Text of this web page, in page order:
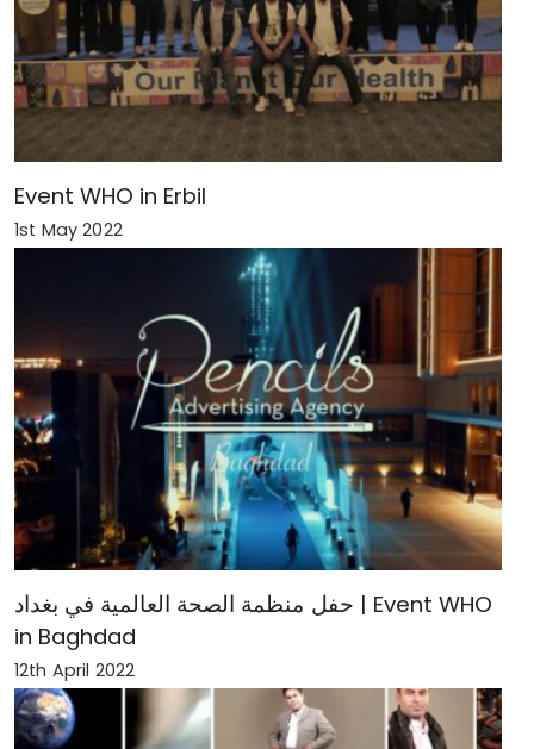
Event WHO in Erbil
1st May 2022
حفل منظمة الصحة العالمية في بغداد | Event WHO
in Baghdad
12th April 2022